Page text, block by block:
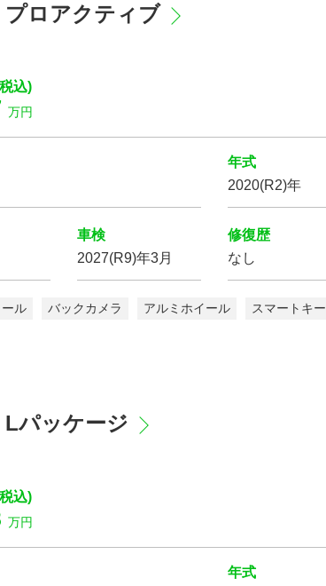
クスルー
ート オットマン
プロアクティブ
込)
万円
年式
2020(R2)年
車検
2027(R9)年3月
修復歴
なし
ル バックカメラ アルミホイール スマートキー
Lパッケージ
込)
万円
年式